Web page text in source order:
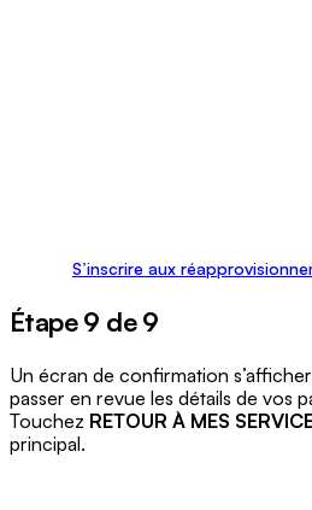
S’inscrire aux
Étape 9 de 9
Un écran de confirmation
passer en revue les détails de vos
Touchez RETOUR À MES
principal.